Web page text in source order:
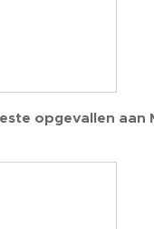
opgevallen aan